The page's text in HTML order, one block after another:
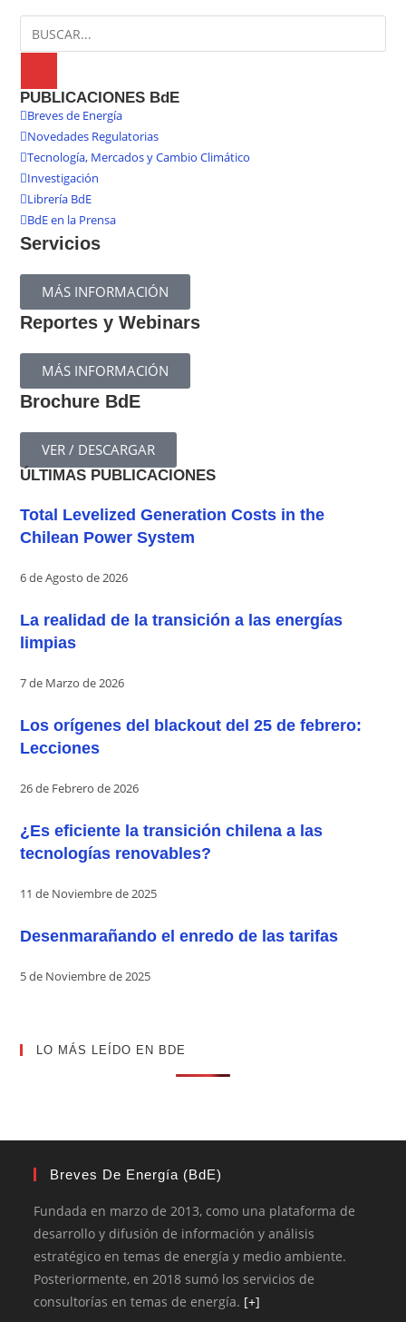
PUBLICACIONES BdE
Breves de Energía
Novedades Regulatorias
Tecnología, Mercados y Cambio Climático
Investigación
Librería BdE
BdE en la Prensa
Servicios
MÁS INFORMACIÓN
Reportes y Webinars
MÁS INFORMACIÓN
Brochure BdE
VER / DESCARGAR
ÚLTIMAS PUBLICACIONES
Total Levelized Generation Costs in the
Chilean Power System
6 de Agosto de 2026
La realidad de la transición a las energías
limpias
7 de Marzo de 2026
Los orígenes del blackout del 25 de febrero:
Lecciones
26 de Febrero de 2026
¿Es eficiente la transición chilena a las
tecnologías renovables?
11 de Noviembre de 2025
Desenmarañando el enredo de las tarifas
5 de Noviembre de 2025
LO MÁS LEÍDO EN BDE
Breves De Energía (BdE)
Fundada en marzo de 2013, como una plataforma de
desarrollo y difusión de información y análisis
estratégico en temas de energía y medio ambiente.
Posteriormente, en 2018 sumó los servicios de
consultorías en temas de energía. [+]